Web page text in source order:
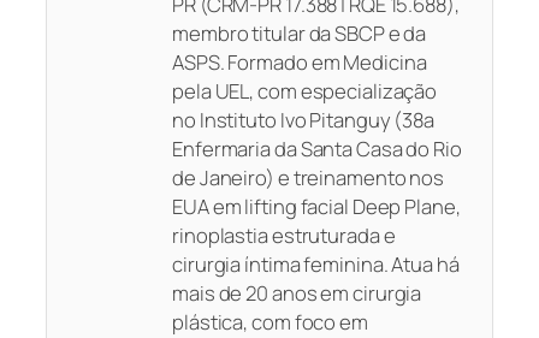
membro titular da SBCP e da
ASPS. Formado em Medicina
pela UEL, com especialização
no Instituto Ivo Pitanguy (38a
Enfermaria da Santa Casa do Rio
de Janeiro) e treinamento nos
EUA em lifting facial Deep Plane,
rinoplastia estruturada e
cirurgia íntima feminina. Atua há
mais de 20 anos em cirurgia
plástica, com foco em